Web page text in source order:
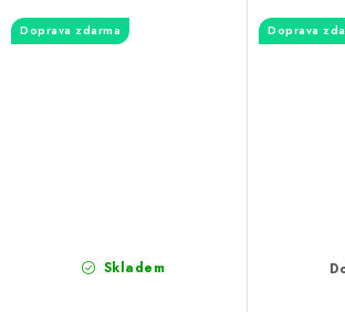
Doprava zdarma
Skladem
Doprava